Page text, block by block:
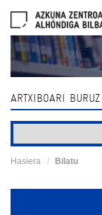
navigation
ARTXIBOARI BURUZ
Hasiera Bilatu